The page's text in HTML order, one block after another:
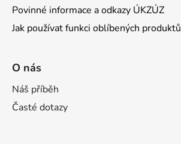
Povinné informace a odkazy ÚKZÚZ
Jak používat funkci oblíbených produktů
O nás
Náš příběh
Časté dotazy